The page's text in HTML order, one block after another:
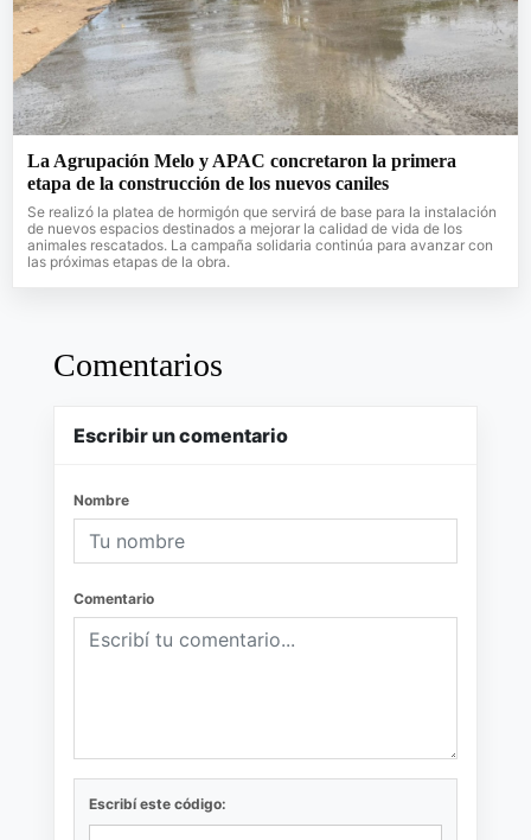
La Agrupación Melo y APAC concretaron la primera
etapa de la construcción de los nuevos caniles
Se realizó la platea de hormigón que servirá de base para la instalación
de nuevos espacios destinados a mejorar la calidad de vida de los
animales rescatados. La campaña solidaria continúa para avanzar con
las próximas etapas de la obra.
Comentarios
Escribir un comentario
Nombre
Comentario
Escribí este código: